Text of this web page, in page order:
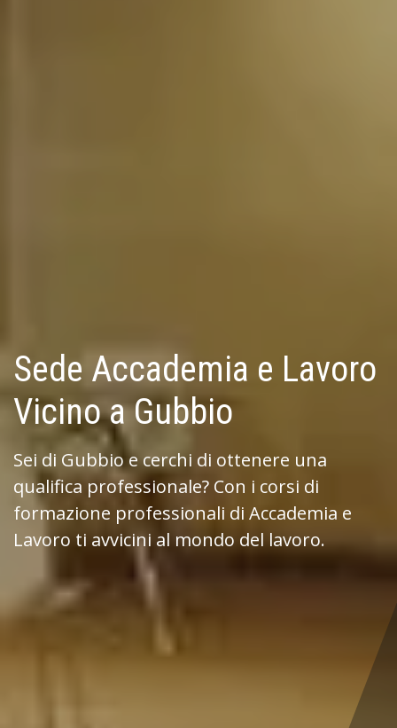
Sede Accademia e Lavoro
Vicino a Gubbio
Sei di Gubbio e cerchi di ottenere una
qualifica professionale? Con i corsi di
formazione professionali di Accademia e
Lavoro ti avvicini al mondo del lavoro.